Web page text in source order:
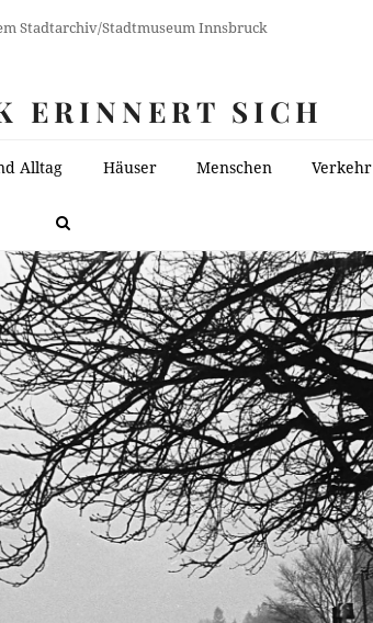
Stadtarchiv/Stadtmuseum Innsbruck
ERINNERT SICH
Alltag Häuser Menschen Verkehr